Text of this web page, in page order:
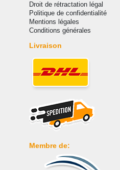
Droit de rétractation légal
Politique de confidentialité
Mentions légales
Conditions générales
Livraison
Membre de: